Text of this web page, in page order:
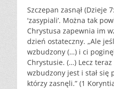
Szczepan zasnął (Dzieje
'zasypiali’. Można tak
Chrystusa zapewnia im
dzień ostateczny. „Ale
wzbudzony (…) i ci
Chrystusie. (…) Lecz
wzbudzony jest i stał się
którzy zasnęli.” (1